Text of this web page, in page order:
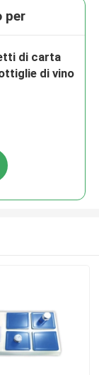
per
di carta
di vino